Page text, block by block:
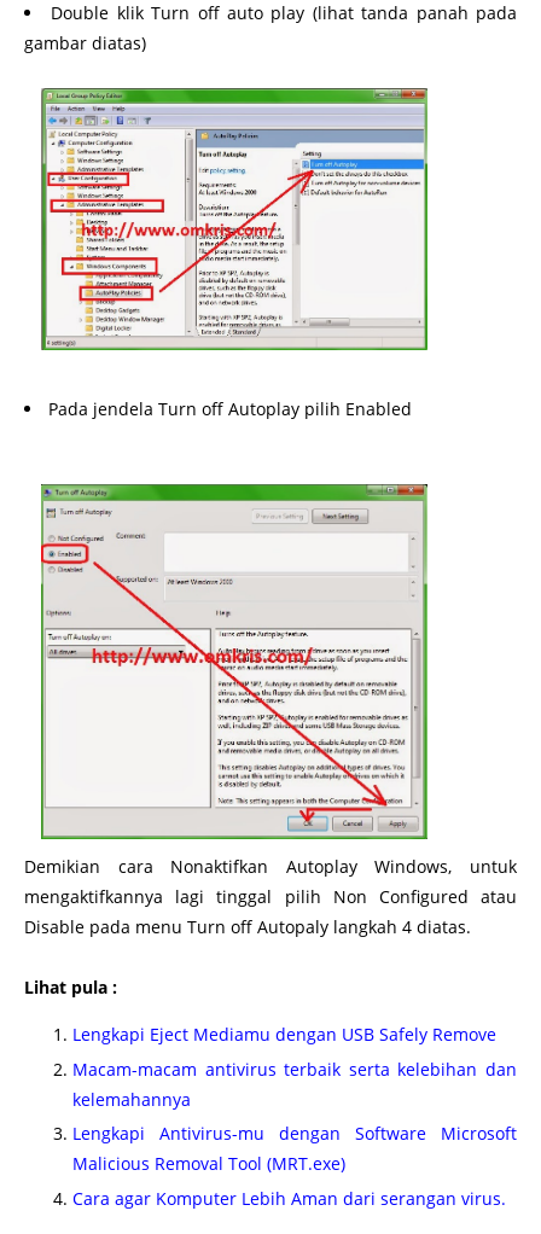
Double klik Turn off auto play (lihat tanda panah pada
gambar diatas)
Pada jendela Turn off Autoplay pilih Enabled
Demikian cara Nonaktifkan Autoplay Windows, untuk
mengaktifkannya lagi tinggal pilih Non Configured atau
Disable pada menu Turn off Autopaly langkah 4 diatas.
Lihat pula :
Lengkapi Eject Mediamu dengan USB Safely Remove
Macam-macam antivirus terbaik serta kelebihan dan
kelemahannya
Lengkapi Antivirus-mu dengan Software Microsoft
Malicious Removal Tool (MRT.exe)
Cara agar Komputer Lebih Aman dari serangan virus.